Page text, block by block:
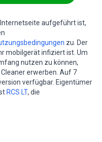
aufgeführt ist,
zu. Der
mobilgerät infiziert ist. Um
nutzen zu können,
erwerben. Auf 7
verfügbar. Eigentümer
RCS LT, die